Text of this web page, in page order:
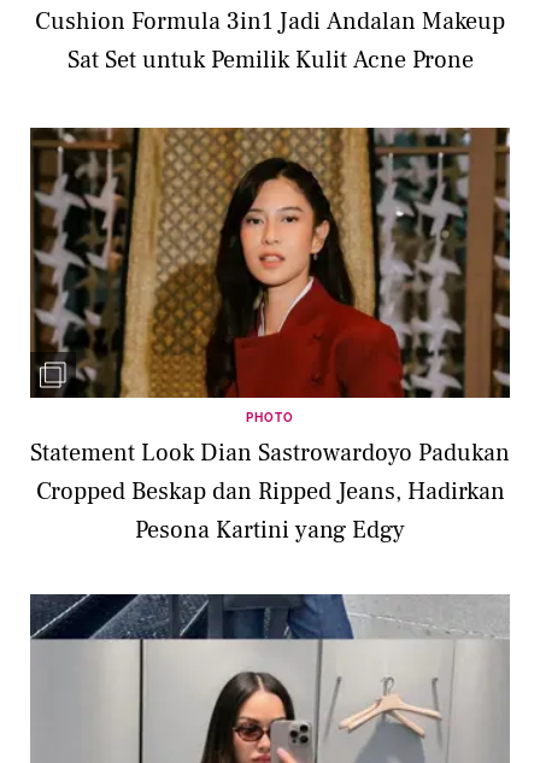
Cushion Formula 3in1 Jadi Andalan Makeup
Sat Set untuk Pemilik Kulit Acne Prone
PHOTO
Statement Look Dian Sastrowardoyo Padukan
Cropped Beskap dan Ripped Jeans, Hadirkan
Pesona Kartini yang Edgy